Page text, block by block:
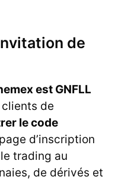
de
est GNFLL
de
le code
d’inscription
trading au
de dérivés et